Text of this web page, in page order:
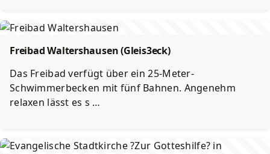
Freibad Waltershausen (Gleis3eck)
Das Freibad verfügt über ein 25-Meter-
Schwimmerbecken mit fünf Bahnen. Angenehm
relaxen lässt es s …